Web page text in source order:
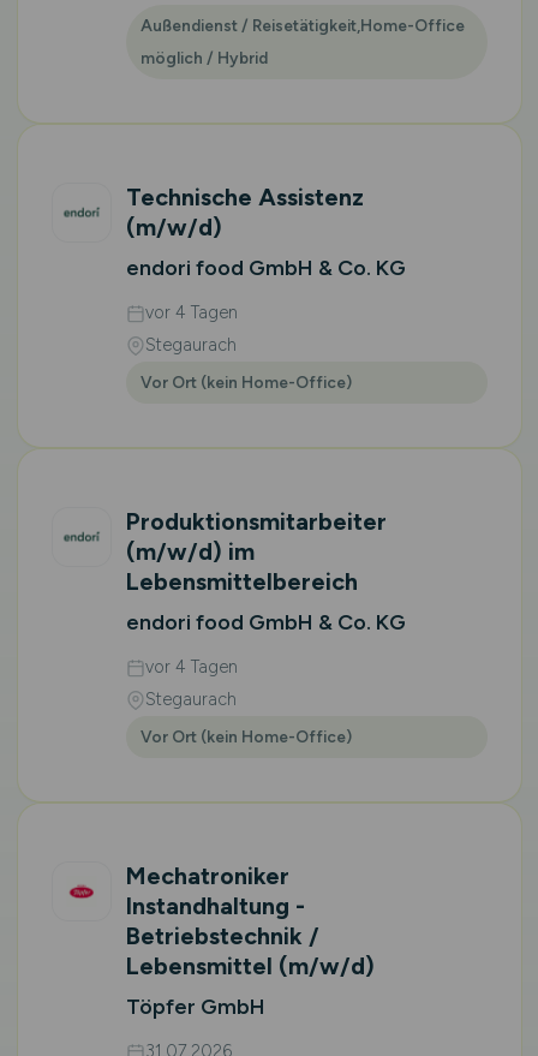
Außendienst / Reisetätigkeit,Home-Office
möglich / Hybrid
Technische Assistenz
(m/w/d)
endori food GmbH & Co. KG
vor 4 Tagen
Stegaurach
Vor Ort (kein Home-Office)
Produktionsmitarbeiter
(m/w/d) im
Lebensmittelbereich
endori food GmbH & Co. KG
vor 4 Tagen
Stegaurach
Vor Ort (kein Home-Office)
Mechatroniker
Instandhaltung -
Betriebstechnik /
Lebensmittel (m/w/d)
Töpfer GmbH
31.07.2026